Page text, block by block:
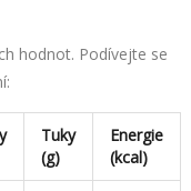
hodnot. Podívejte se
Tuky
(g)
Energie
(kcal)